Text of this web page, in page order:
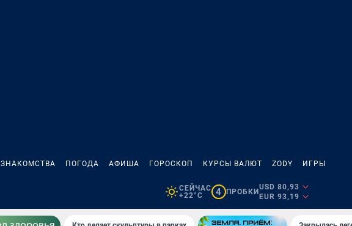
ЗНАКОМСТВА ПОГОДА АФИША ГОРОСКОП КУРСЫ ВАЛЮТ ZODY ИГРЫ
СЕЙЧАС
+22°C
4 ПРОБКИ
USD 80,93
EUR 93,19